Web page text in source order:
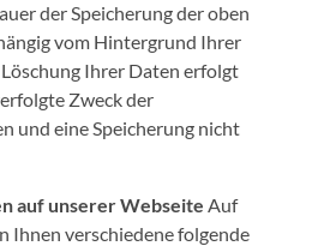
der Speicherung der oben
vom Hintergrund Ihrer
Ihrer Daten erfolgt
Zweck der
und eine Speicherung nicht
auf unserer Webseite Auf
Ihnen verschiedene folgende